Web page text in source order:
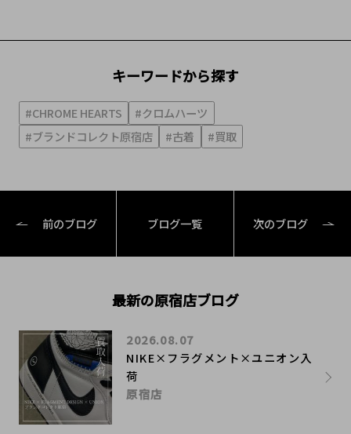
キーワードから探す
#CHROME HEARTS
#クロムハーツ
#ブランドコレクト原宿店
#古着 #買取
前のブログ ブログ一覧 次のブログ
最新の原宿店ブログ
NIKE×フラグメント×ユニオン入
荷
2026.08.07
原宿店